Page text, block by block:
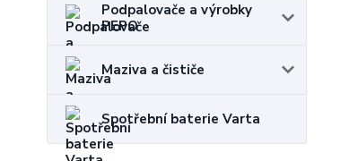
Podpalovače a výrobky
PEPO
Maziva a čističe
Spotřební baterie Varta